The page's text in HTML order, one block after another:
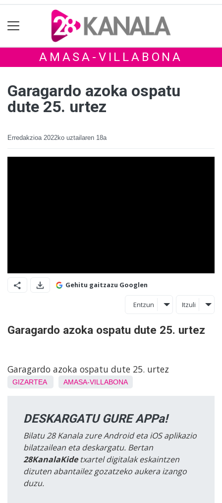
AMASA-VILLABONA
Garagardo azoka ospatu
dute 25. urtez
Erredakzioa 2022ko uztailaren 18a
Gehitu gaitzazu Googlen
Entzun Itzuli
Garagardo azoka ospatu dute 25. urtez
Garagardo azoka ospatu dute 25. urtez
GIZARTEA AMASA-VILLABONA
DESKARGATU GURE APPa!
Bilatu 28 Kanala zure Android eta iOS aplikazio
bilatzailean eta deskargatu. Bertan
28KanalaKidetxartel digitalak eskaintzen
dizuten abantailez gozatzeko aukera izango
duzu.